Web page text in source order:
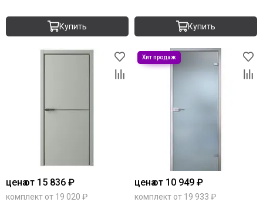
Купить Купить
ценаот 15 836 ₽
комплект от 19 020 ₽
ценаот 10 949 ₽
комплект от 19 933 ₽